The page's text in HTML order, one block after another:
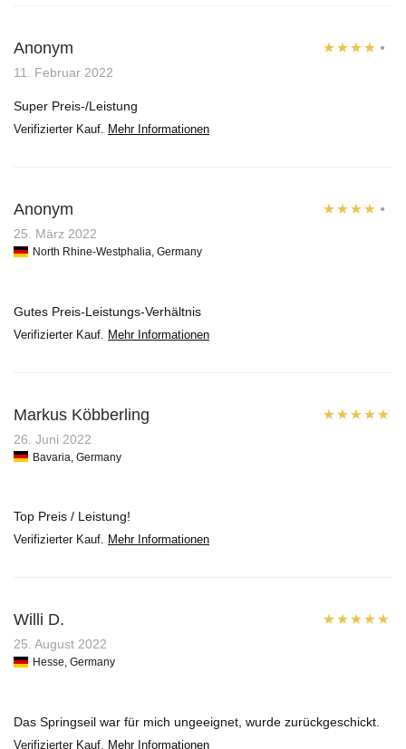
Anonym
11. Februar 2022
Super Preis-/Leistung
Verifizierter Kauf. Mehr Informationen
Anonym
25. März 2022
North Rhine-Westphalia, Germany
Gutes Preis-Leistungs-Verhältnis
Verifizierter Kauf. Mehr Informationen
Markus Köbberling
26. Juni 2022
Bavaria, Germany
Top Preis / Leistung!
Verifizierter Kauf. Mehr Informationen
Willi D.
25. August 2022
Hesse, Germany
Das Springseil war für mich ungeeignet, wurde zurückgeschickt.
Verifizierter Kauf. Mehr Informationen